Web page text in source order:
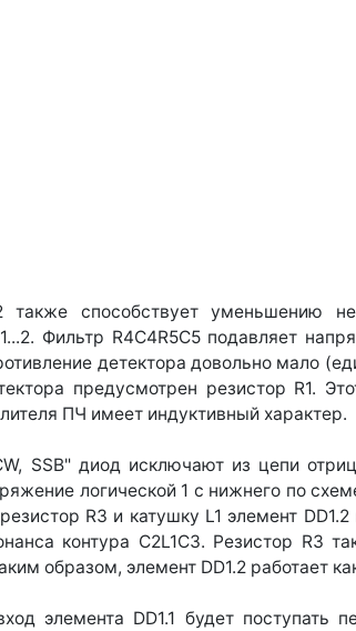
также способствует уменьшению
Фильтр R4C4R5C5 подавляет
детектора довольно мало
предусмотрен резистор R1.
ПЧ имеет индуктивный характер.
SSB" диод исключают из цепи
логической 1 с нижнего по
R3 и катушку L1 элемент
контура C2L1C3. Резистор R3
образом, элемент DD1.2 работает
элемента DD1.1 будет поступать